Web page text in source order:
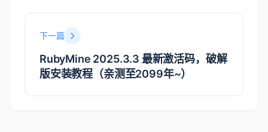
下一篇
RubyMine 2025.3.3 最新激活码，破解
版安装教程（亲测至2099年~）